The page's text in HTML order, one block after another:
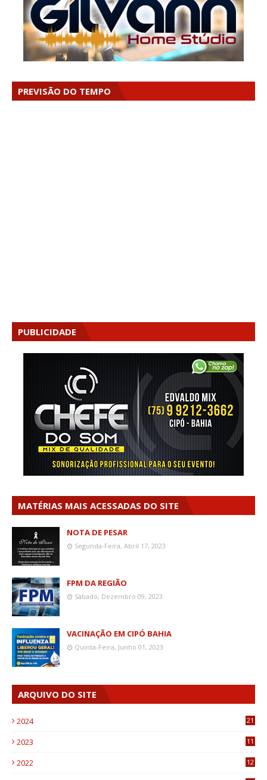
PREVISÃO DO TEMPO
PUBLICIDADE
MATÉRIAS MAIS ACESSADAS DO SITE
NOTA DE PESAR
Segunda-Feira, Abril 17, 2023
FPM DA REGIÃO
Sábado, Dezembro 09, 2023
VACINAÇÃO EM CIPÓ BAHIA
Quinta-Feira, Junho 01, 2023
ARQUIVO DO SITE
2024 21
2023
11
2022
12